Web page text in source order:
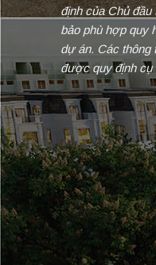
định của Chủ
bảo phù hợp quy
dự án. Các thông
được quy định cụ